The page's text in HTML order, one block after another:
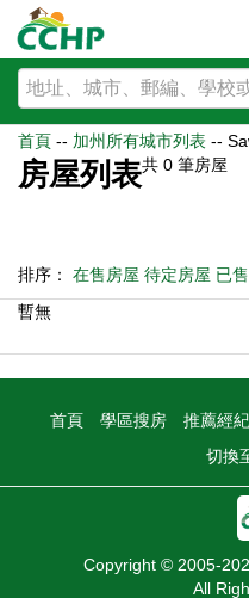
首頁 -- 加州所有城市列表 --
房屋列表共 0 筆房屋
排序： 在售房屋 待定房屋 已
暫無
首頁 學區搜房 推薦經紀
切換
Copyright © 2005-
All